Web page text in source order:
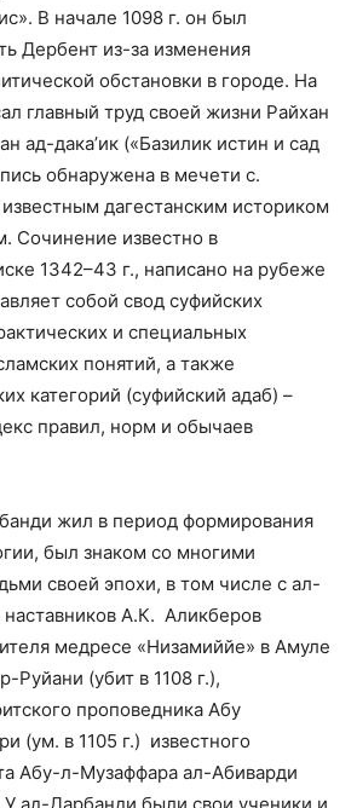
В начале 1098 г. он был
Дербент из-за изменения
обстановки в городе. На
главный труд своей жизни Райхан
ад-дака’ик («Базилик истин и сад
обнаружена в мечети с.
дагестанским историком
Сочинение известно в
1342–43 г., написано на рубеже
собой свод суфийских
и специальных
понятий, а также
категорий (суфийский адаб) –
правил, норм и обычаев
жил в период формирования
был знаком со многими
своей эпохи, в том числе с ал-
А.К. Аликберов
медресе «Низамиййе» в Амуле
Руйани (убит в 1108 г.),
проповедника Абу
(ум. в 1105 г.) известного
Абу-л-Музаффара ал-Абиварди